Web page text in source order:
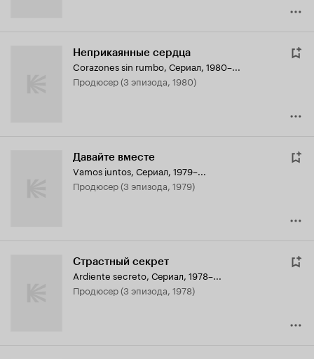
Неприкаянные сердца
Corazones sin rumbo, Сериал, 1980–...
продюсер (3 эпизода, 1980)
Давайте вместе
Vamos juntos, Сериал, 1979–...
продюсер (3 эпизода, 1979)
Страстный секрет
Ardiente secreto, Сериал, 1978–...
продюсер (3 эпизода, 1978)